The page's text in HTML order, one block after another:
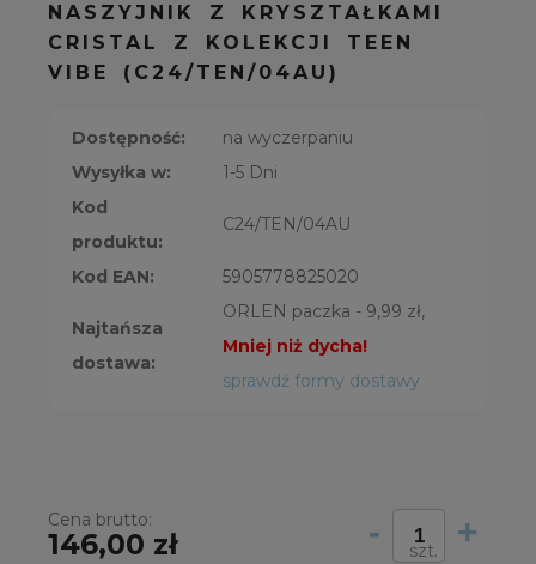
NASZYJNIK Z KRYSZTAŁKAMI
CRISTAL Z KOLEKCJI TEEN
VIBE (C24/TEN/04AU)
Dostępność:
na wyczerpaniu
Wysyłka w:
1-5 Dni
Kod
produktu:
C24/TEN/04AU
Kod EAN: 5905778825020
Najtańsza
dostawa:
ORLEN paczka - 9,99 zł,
Mniej niż dycha!
sprawdź formy dostawy
Cena brutto:
146,00 zł - +
szt.